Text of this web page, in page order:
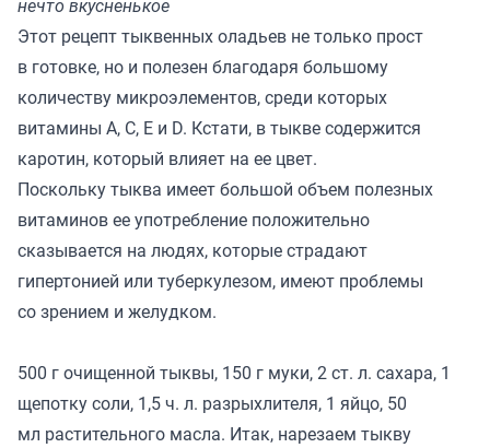
нечто вкусненькое
Этот рецепт тыквенных оладьев не только прост
в готовке, но и полезен благодаря большому
количеству микроэлементов, среди которых
витамины A, C, Е и D. Кстати, в тыкве содержится
каротин, который влияет на ее цвет.
Поскольку тыква имеет большой объем полезных
витаминов ее употребление положительно
сказывается на людях, которые страдают
гипертонией или туберкулезом, имеют проблемы
со зрением и желудком.
500 г очищенной тыквы, 150 г муки, 2 ст. л. сахара, 1
щепотку соли, 1,5 ч. л. разрыхлителя, 1 яйцо, 50
мл растительного масла. Итак, нарезаем тыкву